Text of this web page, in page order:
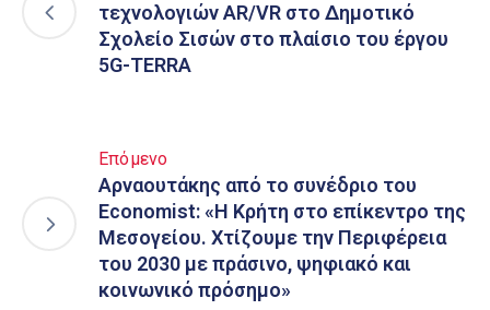
τεχνολογιών AR/VR στο Δημοτικό
Σχολείο Σισών στο πλαίσιο του έργου
5G-TERRA
Επόμενο
Αρναουτάκης από το συνέδριο του
Economist: «Η Κρήτη στο επίκεντρο της
Μεσογείου. Χτίζουμε την Περιφέρεια
του 2030 με πράσινο, ψηφιακό και
κοινωνικό πρόσημο»